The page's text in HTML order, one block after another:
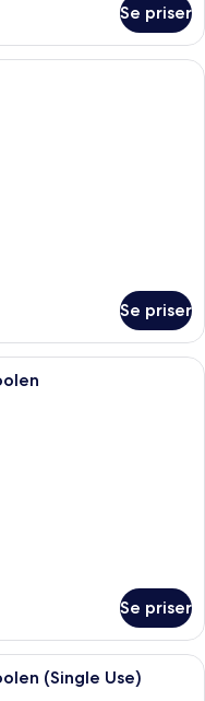
Se priser
med en stor säng, två
Se priser
hotellrum med en
Se priser
hotellrum med en
(Single Use)